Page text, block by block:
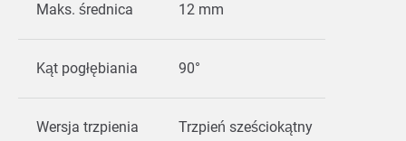
Maks. średnica 12 mm
Kąt pogłębiania 90°
Wersja trzpienia Trzpień sześciokątny